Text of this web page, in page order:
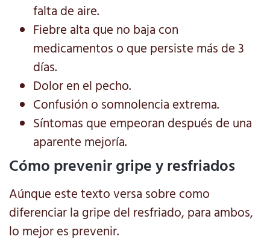
falta de aire.
Fiebre alta que no baja con
medicamentos o que persiste más de 3
días.
Dolor en el pecho.
Confusión o somnolencia extrema.
Síntomas que empeoran después de una
aparente mejoría.
Cómo prevenir gripe y resfriados
Aúnque este texto versa sobre como
diferenciar la gripe del resfriado, para ambos,
lo mejor es prevenir.